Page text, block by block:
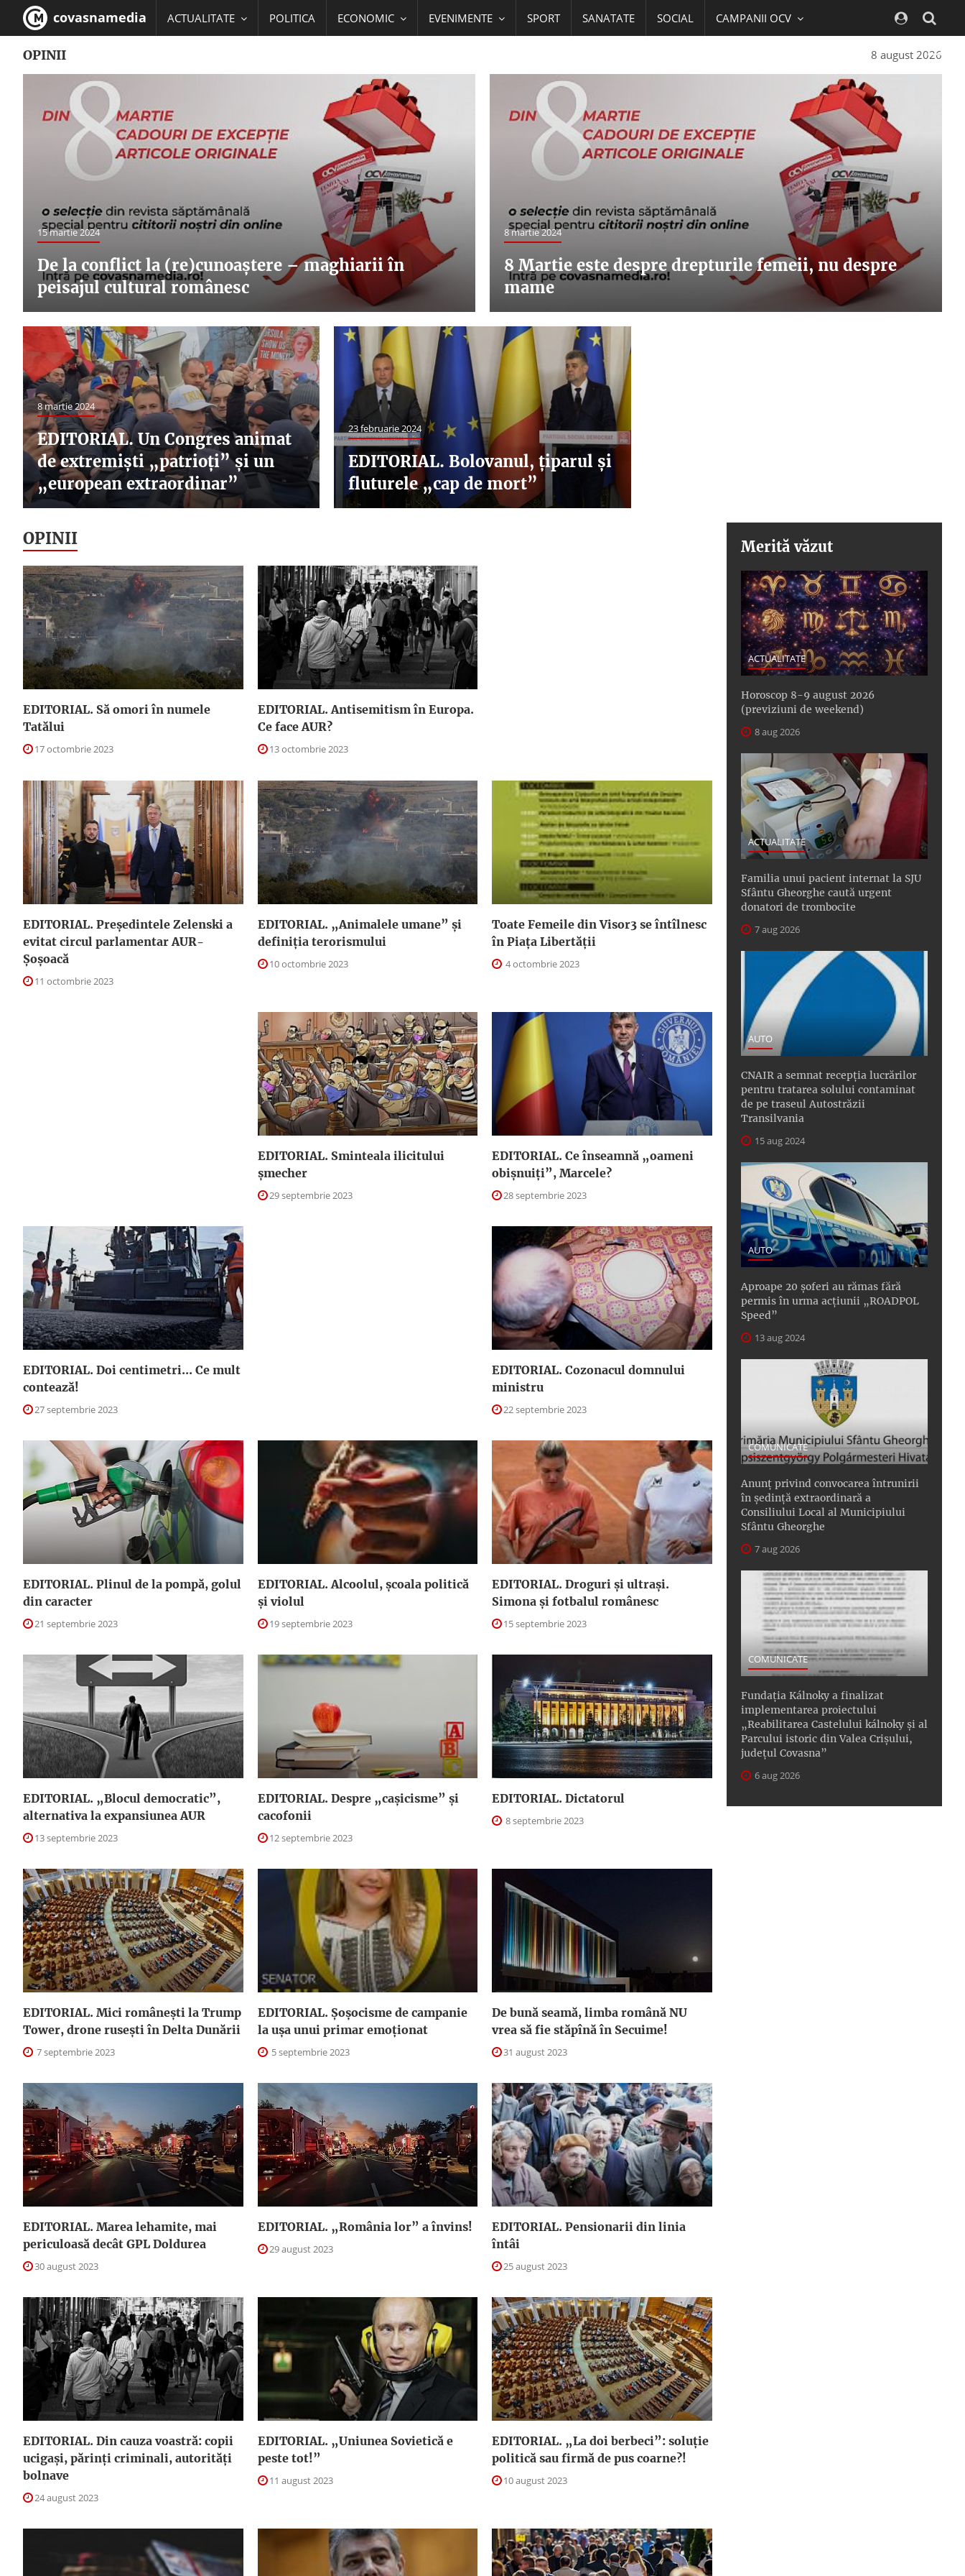
covasnamedia ACTUALITATE POLITICA ECONOMIC EVENIMENTE SPORT SANATATE SOCIAL CAMPANII OCV
8 august 2026
OPINII
15 martie 2024
De la conflict la (re)cunoaștere – maghiarii în
peisajul cultural românesc
8 martie 2024
8 Martie este despre drepturile femeii, nu despre
mame
8 martie 2024
EDITORIAL. Un Congres animat
de extremişti „patrioţi” şi un
„european extraordinar”
23 februarie 2024
EDITORIAL. Bolovanul, ţiparul şi
fluturele „cap de mort”
OPINII
EDITORIAL. Să omori în numele
Tatălui
17 octombrie 2023
EDITORIAL. Antisemitism în Europa.
Ce face AUR?
13 octombrie 2023
EDITORIAL. Preşedintele Zelenski a
evitat circul parlamentar AUR-
Şoşoacă
11 octombrie 2023
EDITORIAL. „Animalele umane” şi
definiţia terorismului
10 octombrie 2023
Toate Femeile din Visor3 se întîlnesc
în Piaţa Libertăţii
4 octombrie 2023
EDITORIAL. Sminteala ilicitului
şmecher
29 septembrie 2023
EDITORIAL. Ce înseamnă „oameni
obişnuiţi”, Marcele?
28 septembrie 2023
EDITORIAL. Doi centimetri... Ce mult
contează!
27 septembrie 2023
EDITORIAL. Cozonacul domnului
ministru
22 septembrie 2023
EDITORIAL. Plinul de la pompă, golul
din caracter
21 septembrie 2023
EDITORIAL. Alcoolul, şcoala politică
şi violul
19 septembrie 2023
EDITORIAL. Droguri şi ultraşi.
Simona şi fotbalul românesc
15 septembrie 2023
EDITORIAL. „Blocul democratic”,
alternativa la expansiunea AUR
13 septembrie 2023
EDITORIAL. Despre „caşicisme” şi
cacofonii
12 septembrie 2023
EDITORIAL. Dictatorul
8 septembrie 2023
EDITORIAL. Mici româneşti la Trump
Tower, drone ruseşti în Delta Dunării
7 septembrie 2023
EDITORIAL. Şoşocisme de campanie
la uşa unui primar emoţionat
5 septembrie 2023
De bună seamă, limba română NU
vrea să fie stăpînă în Secuime!
31 august 2023
EDITORIAL. Marea lehamite, mai
periculoasă decât GPL Doldurea
30 august 2023
EDITORIAL. „România lor” a învins!
29 august 2023
EDITORIAL. Pensionarii din linia
întâi
25 august 2023
EDITORIAL. Din cauza voastră: copii
ucigaşi, părinţi criminali, autorităţi
bolnave
24 august 2023
EDITORIAL. „Uniunea Sovietică e
peste tot!”
11 august 2023
EDITORIAL. „La doi berbeci”: soluţie
politică sau firmă de pus coarne?!
10 august 2023
Merită văzut
ACTUALITATE
Horoscop 8-9 august 2026
(previziuni de weekend)
8 aug 2026
ACTUALITATE
Familia unui pacient internat la SJU
Sfântu Gheorghe caută urgent
donatori de trombocite
7 aug 2026
AUTO
CNAIR a semnat recepţia lucrărilor
pentru tratarea solului contaminat
de pe traseul Autostrăzii
Transilvania
15 aug 2024
AUTO
Aproape 20 șoferi au rămas fără
permis în urma acțiunii „ROADPOL
Speed”
13 aug 2024
COMUNICATE
Anunţ privind convocarea întrunirii
în şedinţă extraordinară a
Consiliului Local al Municipiului
Sfântu Gheorghe
7 aug 2026
COMUNICATE
Fundația Kálnoky a finalizat
implementarea proiectului
„Reabilitarea Castelului kálnoky și al
Parcului istoric din Valea Crișului,
județul Covasna”
6 aug 2026